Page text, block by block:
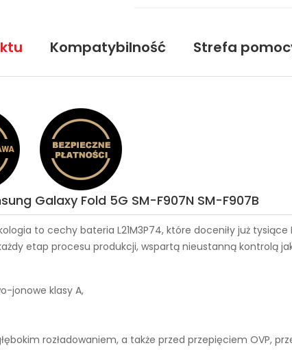
Kompatybilność Strefa
Galaxy Fold 5G SM-F907N SM-F907B
to cechy bateria L21M3P74, które doceniły już
etap procesu produkcji, wspartą nieustanną kontrolą
jonowe klasy A,
rozładowaniem, a także przed przepięciem OVP,